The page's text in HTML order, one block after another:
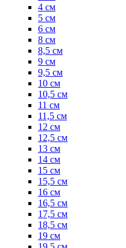
4 см
5 см
6 см
8 см
8,5 см
9 см
9,5 см
10 см
10,5 см
11 см
11,5 см
12 см
12,5 см
13 см
14 см
15 см
15,5 см
16 см
16,5 см
17,5 см
18,5 см
19 см